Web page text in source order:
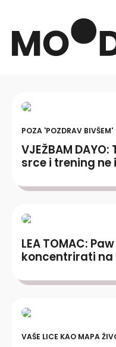
POZA 'POZDRAV BIVŠEM'
VJEŽBAM
srce i trening ne
LEA TOMAC:
koncentrirati na
VAŠE LICE KAO MAPA